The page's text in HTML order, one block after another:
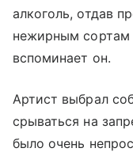
алкоголь, отдав
нежирным
вспоминает он.
Артист выбрал
срываться на
было очень